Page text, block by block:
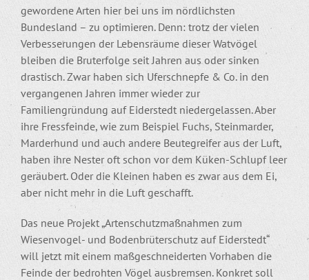
gewordene Arten hier bei uns im nördlichsten
Bundesland – zu optimieren. Denn: trotz der vielen
Verbesserungen der Lebensräume dieser Watvögel
bleiben die Bruterfolge seit Jahren aus oder sinken
drastisch. Zwar haben sich Uferschnepfe & Co. in den
vergangenen Jahren immer wieder zur
Familiengründung auf Eiderstedt niedergelassen. Aber
ihre Fressfeinde, wie zum Beispiel Fuchs, Steinmarder,
Marderhund und auch andere Beutegreifer aus der Luft,
haben ihre Nester oft schon vor dem Küken-Schlupf leer
geräubert. Oder die Kleinen haben es zwar aus dem Ei,
aber nicht mehr in die Luft geschafft.
Das neue Projekt „Artenschutzmaßnahmen zum
Wiesenvogel- und Bodenbrüterschutz auf Eiderstedt“
will jetzt mit einem maßgeschneiderten Vorhaben die
Feinde der bedrohten Vögel ausbremsen. Konkret soll